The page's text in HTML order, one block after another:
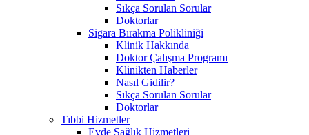
Sıkça Sorulan Sorular
Doktorlar
Sigara Bırakma Polikliniği
Klinik Hakkında
Doktor Çalışma Programı
Klinikten Haberler
Nasıl Gidilir?
Sıkça Sorulan Sorular
Doktorlar
Tıbbi Hizmetler
Evde Sağlık Hizmetleri